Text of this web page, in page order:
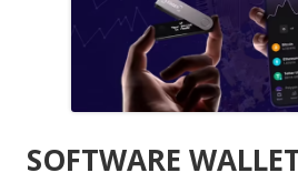
SOFTWARE